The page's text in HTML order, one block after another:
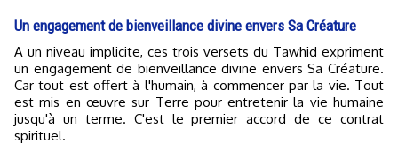
Un engagement de bienveillance divine envers Sa Créature
A un niveau implicite, ces trois versets du Tawhid expriment
un engagement de bienveillance divine envers Sa Créature.
Car tout est offert à l'humain, à commencer par la vie. Tout
est mis en œuvre sur Terre pour entretenir la vie humaine
jusqu'à un terme. C'est le premier accord de ce contrat
spirituel.